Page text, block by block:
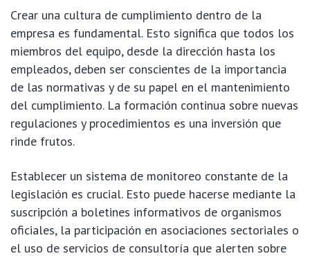
Crear una cultura de cumplimiento dentro de la
empresa es fundamental. Esto significa que todos los
miembros del equipo, desde la dirección hasta los
empleados, deben ser conscientes de la importancia
de las normativas y de su papel en el mantenimiento
del cumplimiento. La formación continua sobre nuevas
regulaciones y procedimientos es una inversión que
rinde frutos.
Establecer un sistema de monitoreo constante de la
legislación es crucial. Esto puede hacerse mediante la
suscripción a boletines informativos de organismos
oficiales, la participación en asociaciones sectoriales o
el uso de servicios de consultoría que alerten sobre